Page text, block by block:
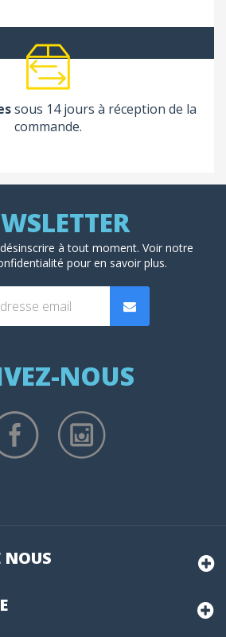
sous 14 jours à réception de la
commande.
à tout moment. Voir notre
pour en savoir plus.
NOUS
NOUS